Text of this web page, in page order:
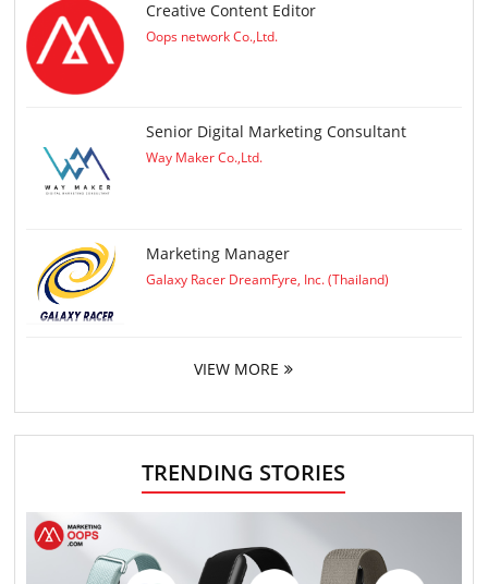
Creative Content Editor
Oops network Co.,Ltd.
Senior Digital Marketing Consultant
Way Maker Co.,Ltd.
Marketing Manager
Galaxy Racer DreamFyre, Inc. (Thailand)
VIEW MORE
TRENDING STORIES